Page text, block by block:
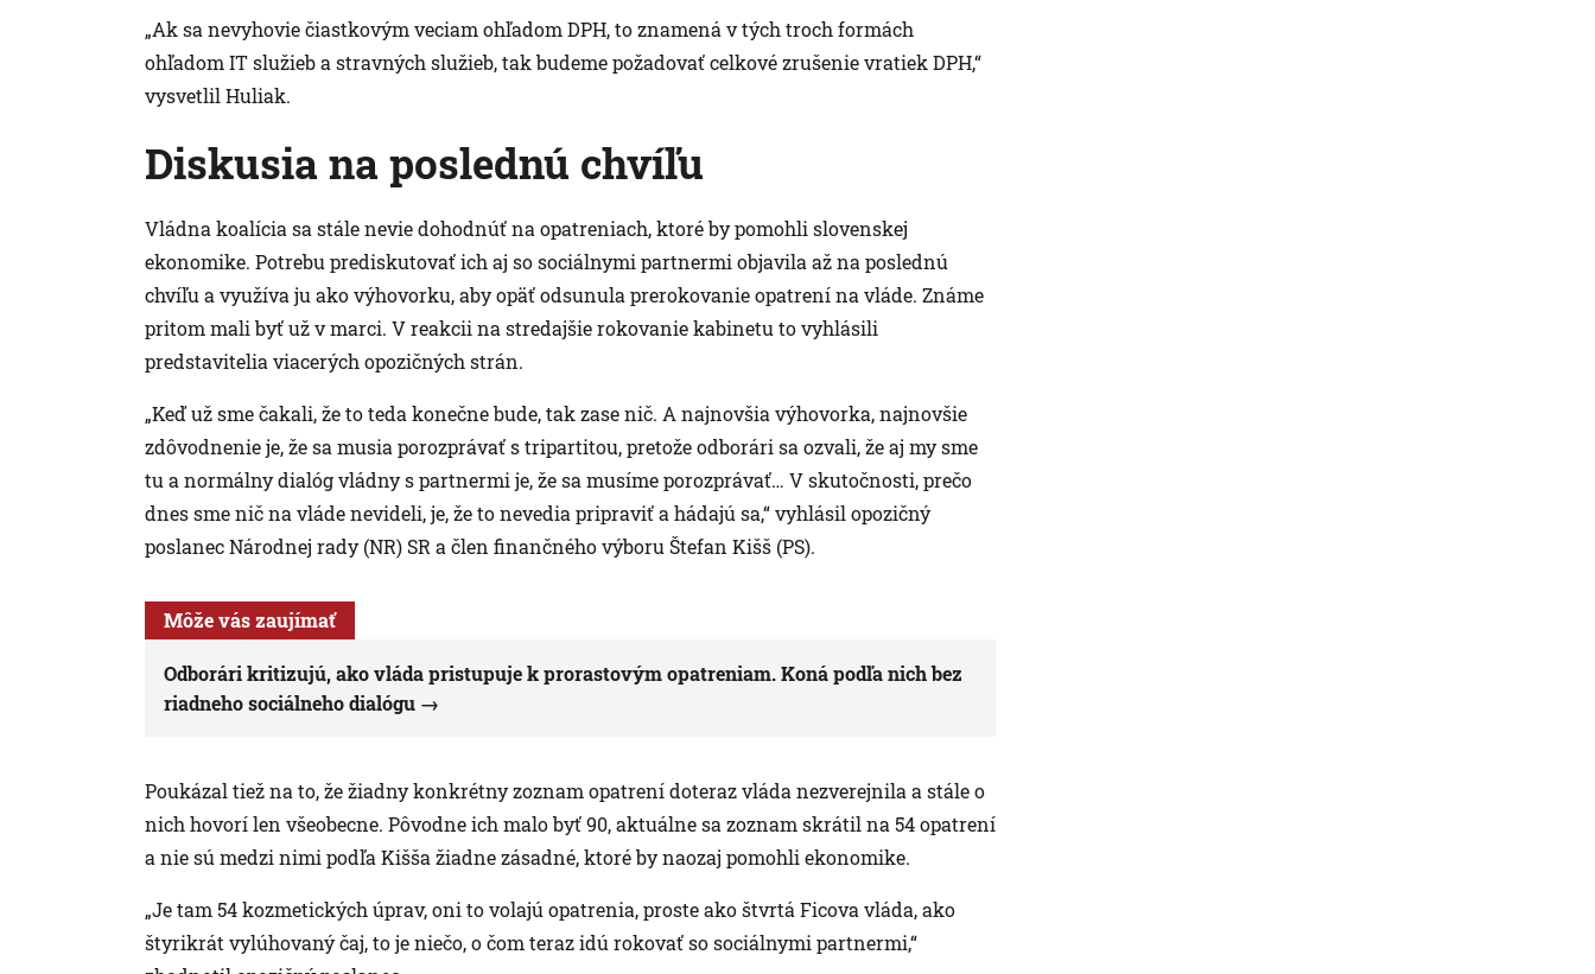
„Ak sa nevyhovie čiastkovým veciam ohľadom DPH, to znamená v tých troch formách
ohľadom IT služieb a stravných služieb, tak budeme požadovať celkové zrušenie vratiek DPH,“
vysvetlil Huliak.
Diskusia na poslednú chvíľu
Vládna koalícia sa stále nevie dohodnúť na opatreniach, ktoré by pomohli slovenskej
ekonomike. Potrebu prediskutovať ich aj so sociálnymi partnermi objavila až na poslednú
chvíľu a využíva ju ako výhovorku, aby opäť odsunula prerokovanie opatrení na vláde. Známe
pritom mali byť už v marci. V reakcii na stredajšie rokovanie kabinetu to vyhlásili
predstavitelia viacerých opozičných strán.
„Keď už sme čakali, že to teda konečne bude, tak zase nič. A najnovšia výhovorka, najnovšie
zdôvodnenie je, že sa musia porozprávať s tripartitou, pretože odborári sa ozvali, že aj my sme
tu a normálny dialóg vládny s partnermi je, že sa musíme porozprávať… V skutočnosti, prečo
dnes sme nič na vláde nevideli, je, že to nevedia pripraviť a hádajú sa,“ vyhlásil opozičný
poslanec Národnej rady (NR) SR a člen finančného výboru Štefan Kišš (PS).
Môže vás zaujímať
Odborári kritizujú, ako vláda pristupuje k prorastovým opatreniam. Koná podľa nich bez
riadneho sociálneho dialógu
Poukázal tiež na to, že žiadny konkrétny zoznam opatrení doteraz vláda nezverejnila a stále o
nich hovorí len všeobecne. Pôvodne ich malo byť 90, aktuálne sa zoznam skrátil na 54 opatrení
a nie sú medzi nimi podľa Kišša žiadne zásadné, ktoré by naozaj pomohli ekonomike.
„Je tam 54 kozmetických úprav, oni to volajú opatrenia, proste ako štvrtá Ficova vláda, ako
štyrikrát vylúhovaný čaj, to je niečo, o čom teraz idú rokovať so sociálnymi partnermi,“